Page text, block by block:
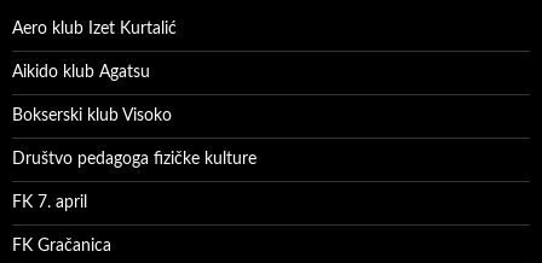
Aero klub Izet Kurtalić
Aikido klub Agatsu
Bokserski klub Visoko
Društvo pedagoga fizičke kulture
FK 7. april
FK Gračanica